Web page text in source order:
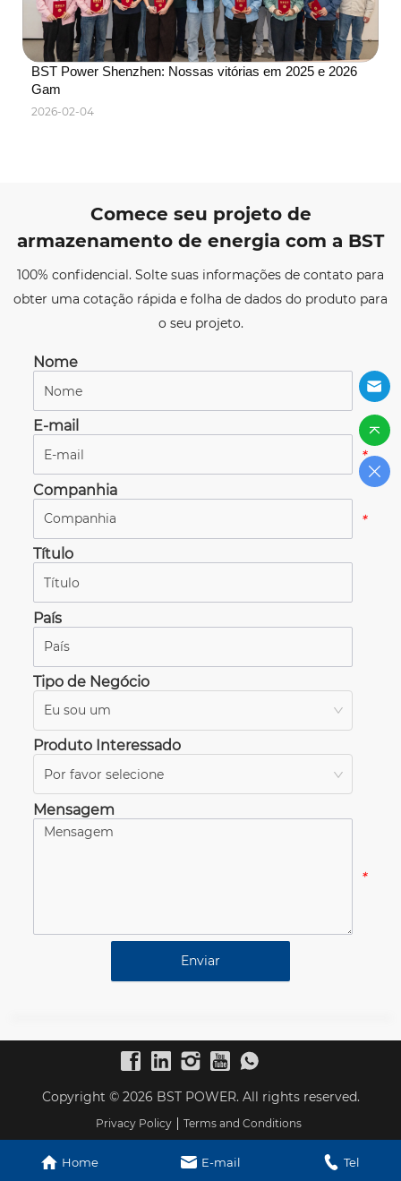
BST Power Shenzhen: Nossas vitórias em 2025 e 2026
Gam
2026-02-04
Comece seu projeto de
armazenamento de energia com a BST
100% confidencial. Solte suas informações de contato para
obter uma cotação rápida e folha de dados do produto para
o seu projeto.
Nome
*
E-mail
*
Companhia
*
Título
País
Tipo de Negócio
Eu sou um
Produto Interessado
Por favor selecione
Mensagem
*
Enviar
Copyright © 2026 BST POWER. All rights reserved.
Privacy Policy Terms and Conditions
Home E-mail Tel